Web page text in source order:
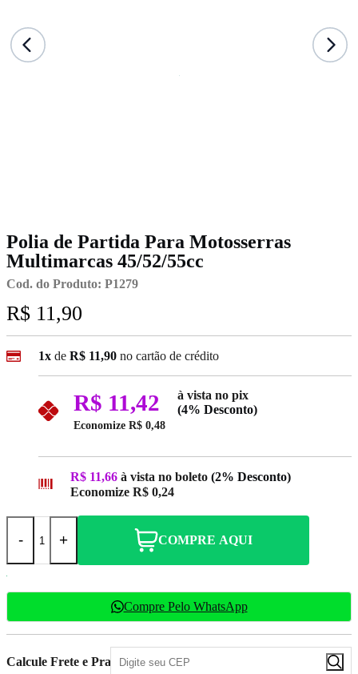
Polia de Partida Para Motosserras
Multimarcas 45/52/55cc
Cod. do Produto: P1279
R$ 11,90
1x de R$ 11,90 no cartão de crédito
R$ 11,42
à vista no pix
(4% Desconto)
Economize R$ 0,48
R$ 11,66 à vista no boleto (2% Desconto)
Economize R$ 0,24
- + COMPRE AQUI
Compre Pelo WhatsApp
Calcule Frete e Prazo